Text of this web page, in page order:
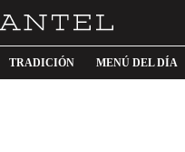
TRADICIÓN MENÚ DEL DÍA